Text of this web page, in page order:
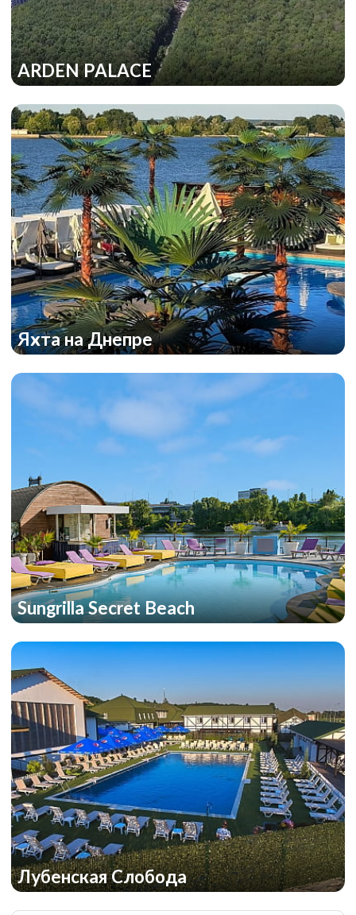
ARDEN PALACE
Яхта на Днепре
Sungrilla Secret Beach
Лубенская Слобода